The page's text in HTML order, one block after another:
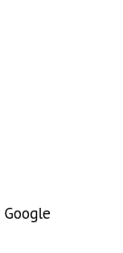
Google